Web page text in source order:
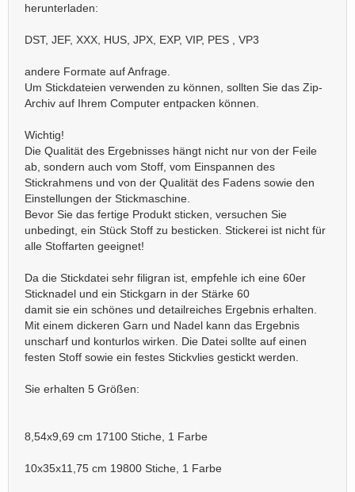
herunterladen:
DST, JEF, XXX, HUS, JPX, EXP, VIP, PES , VP3
andere Formate auf Anfrage.
Um Stickdateien verwenden zu können, sollten Sie das Zip-
Archiv auf Ihrem Computer entpacken können.
Wichtig!
Die Qualität des Ergebnisses hängt nicht nur von der Feile
ab, sondern auch vom Stoff, vom Einspannen des
Stickrahmens und von der Qualität des Fadens sowie den
Einstellungen der Stickmaschine.
Bevor Sie das fertige Produkt sticken, versuchen Sie
unbedingt, ein Stück Stoff zu besticken. Stickerei ist nicht für
alle Stoffarten geeignet!
Da die Stickdatei sehr filigran ist, empfehle ich eine 60er
Sticknadel und ein Stickgarn in der Stärke 60
damit sie ein schönes und detailreiches Ergebnis erhalten.
Mit einem dickeren Garn und Nadel kann das Ergebnis
unscharf und konturlos wirken. Die Datei sollte auf einen
festen Stoff sowie ein festes Stickvlies gestickt werden.
Sie erhalten 5 Größen:
8,54x9,69 cm 17100 Stiche, 1 Farbe
10x35x11,75 cm 19800 Stiche, 1 Farbe